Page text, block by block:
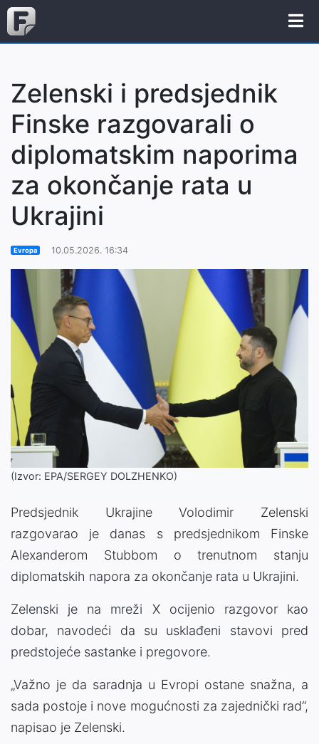
Zelenski i predsjednik
Finske razgovarali o
diplomatskim naporima
za okončanje rata u
Ukrajini
Evropa 10.05.2026. 16:34
(Izvor: EPA/SERGEY DOLZHENKO)
Predsjednik Ukrajine Volodimir Zelenski
razgovarao je danas s predsjednikom Finske
Alexanderom Stubbom o trenutnom stanju
diplomatskih napora za okončanje rata u Ukrajini.
Zelenski je na mreži X ocijenio razgovor kao
dobar, navodeći da su usklađeni stavovi pred
predstojeće sastanke i pregovore.
„Važno je da saradnja u Evropi ostane snažna, a
sada postoje i nove mogućnosti za zajednički rad“,
napisao je Zelenski.